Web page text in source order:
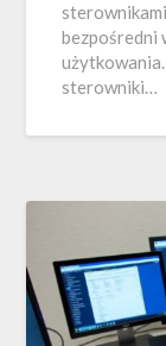
bezpośredni
sterowniki…